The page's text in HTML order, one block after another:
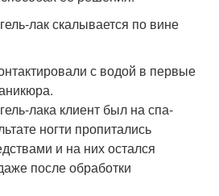
лак скалывается по вине
с водой в первые
лака клиент был на спа-
ногти пропитались
и на них остался
после обработки